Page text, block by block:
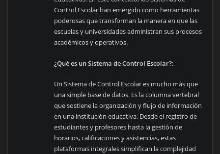
Control Escolar han emergido como herramientas
poderosas que transforman la manera en que las
escuelas y universidades administran sus procesos
académicos y operativos.
¿Qué es un Sistema de Control Escolar?:
Un Sistema de Control Escolar es mucho más que
una simple base de datos. Es la columna vertebral
que sostiene la organización y flujo de información
en una institución educativa. Desde el registro de
estudiantes y profesores hasta la gestión de
horarios, calificaciones y asistencias, estas
plataformas integrales simplifican la complejidad